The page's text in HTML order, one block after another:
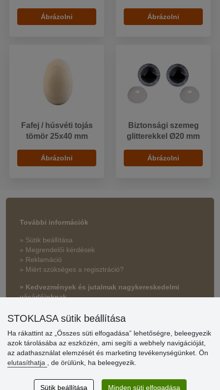
Ábrázolni Ábrázolni
Fafej / húsvéti tojás
tömör 25x40 mm
Ábrázolni
Biztonsági szemeg
glitterekkel Ø20 mm
Ábrázolni
További információk
» Sütik beállítása
» Megrendelői kérdések
» Reklamáció
» Miért szükséges a regisztráció?
» Kedvezmények és jutalmak nagykereskedelmi
vásárlóinknak
» Súgó
Vásárlók
értékelése
Excellent service
STOKLASA sütik beállítása
Ha rákattint az „Összes süti elfogadása” lehetőségre, beleegyezik
azok tárolásába az eszközén, ami segíti a webhely navigációját,
az adathasználat elemzését és marketing tevékenységünket. Ön
elutasíthatja
, de örülünk, ha beleegyezik.
Sütik beállítása Minden süti elfogadása